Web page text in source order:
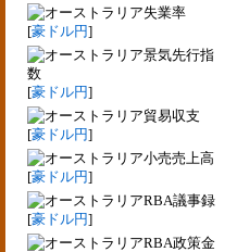
失業率
[豪ドル円]
景気先行指
数
[豪ドル円]
貿易収支
[豪ドル円]
小売売上高
[豪ドル円]
RBA議事録
[豪ドル円]
RBA政策金